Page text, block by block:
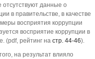
отсутствуют данные о
в правительстве, в качестве
восприятия коррупции
восприятие коррупции в
(pdf, рейтинг на стр. 44-46).
на результат влияло